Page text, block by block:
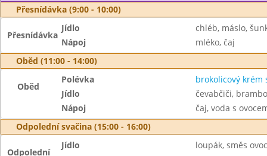
Přesnídávka (9:00 - 10:00)
Přesnídávka
Jídlo
chléb, máslo,
Nápoj
mléko, čaj
Oběd (11:00 - 14:00)
Oběd
Polévka
brokolicový krém
Jídlo
čevabčiči,
Nápoj
čaj, voda s
Odpolední svačina (15:00 - 16:00)
Odpolední
Jídlo
loupák, směs